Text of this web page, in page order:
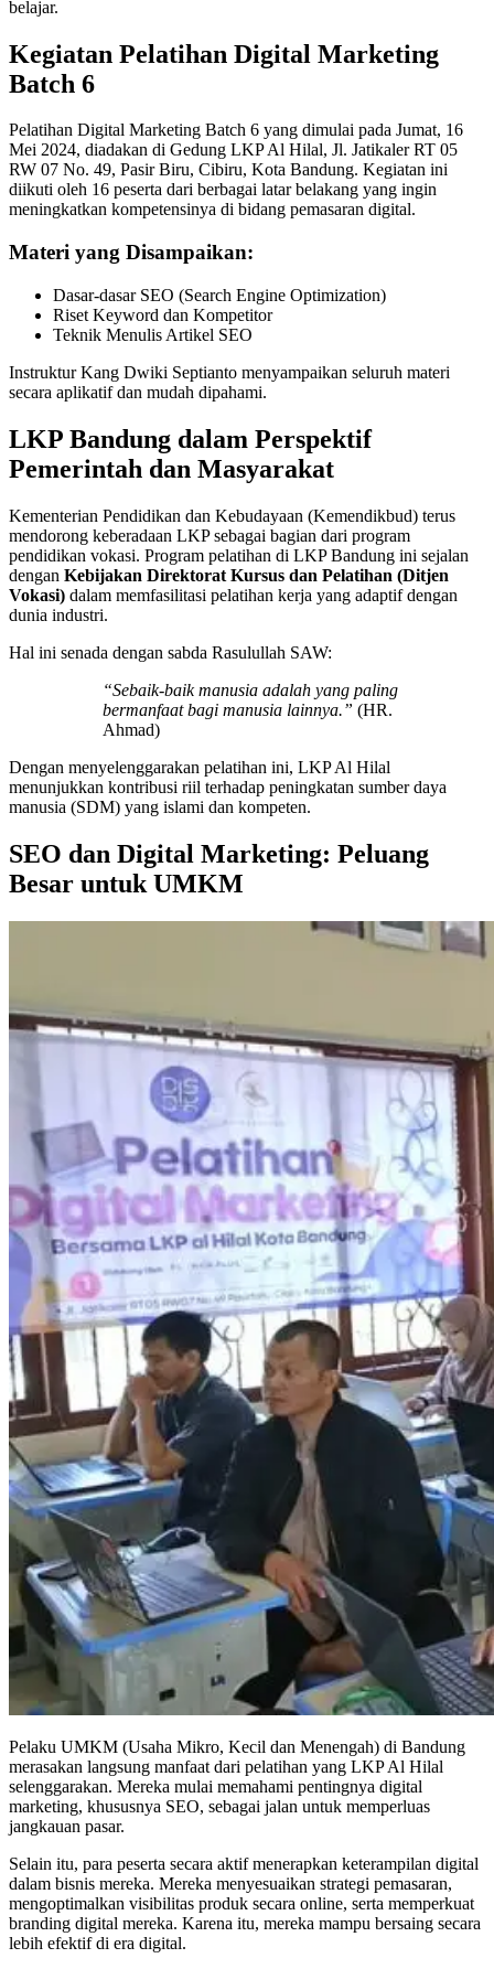
belajar.
Kegiatan Pelatihan Digital Marketing
Batch 6
Pelatihan Digital Marketing Batch 6 yang dimulai pada Jumat, 16
Mei 2024, diadakan di Gedung LKP Al Hilal, Jl. Jatikaler RT 05
RW 07 No. 49, Pasir Biru, Cibiru, Kota Bandung. Kegiatan ini
diikuti oleh 16 peserta dari berbagai latar belakang yang ingin
meningkatkan kompetensinya di bidang pemasaran digital.
Materi yang Disampaikan:
Dasar-dasar SEO (Search Engine Optimization)
Riset Keyword dan Kompetitor
Teknik Menulis Artikel SEO
Instruktur Kang Dwiki Septianto menyampaikan seluruh materi
secara aplikatif dan mudah dipahami.
LKP Bandung dalam Perspektif
Pemerintah dan Masyarakat
Kementerian Pendidikan dan Kebudayaan (Kemendikbud) terus
mendorong keberadaan LKP sebagai bagian dari program
pendidikan vokasi. Program pelatihan di LKP Bandung ini sejalan
dengan Kebijakan Direktorat Kursus dan Pelatihan (Ditjen
Vokasi) dalam memfasilitasi pelatihan kerja yang adaptif dengan
dunia industri.
Hal ini senada dengan sabda Rasulullah SAW:
“Sebaik-baik manusia adalah yang paling
bermanfaat bagi manusia lainnya.” (HR.
Ahmad)
Dengan menyelenggarakan pelatihan ini, LKP Al Hilal
menunjukkan kontribusi riil terhadap peningkatan sumber daya
manusia (SDM) yang islami dan kompeten.
SEO dan Digital Marketing: Peluang
Besar untuk UMKM
Pelaku UMKM (Usaha Mikro, Kecil dan Menengah) di Bandung
merasakan langsung manfaat dari pelatihan yang LKP Al Hilal
selenggarakan. Mereka mulai memahami pentingnya digital
marketing, khususnya SEO, sebagai jalan untuk memperluas
jangkauan pasar.
Selain itu, para peserta secara aktif menerapkan keterampilan digital
dalam bisnis mereka. Mereka menyesuaikan strategi pemasaran,
mengoptimalkan visibilitas produk secara online, serta memperkuat
branding digital mereka. Karena itu, mereka mampu bersaing secara
lebih efektif di era digital.